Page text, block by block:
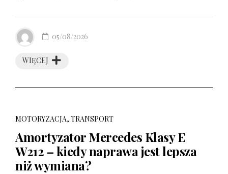
WIĘCEJ
05/08/2026
MOTORYZACJA, TRANSPORT
Amortyzator Mercedes Klasy E
W212 – kiedy naprawa jest lepsza
niż wymiana?